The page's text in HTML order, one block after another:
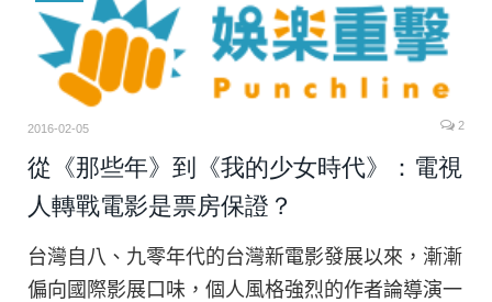
2016-02-05 2
從《那些年》到《我的少女時代》：電視
人轉戰電影是票房保證？
台灣自八、九零年代的台灣新電影發展以來，漸漸
偏向國際影展口味，個人風格強烈的作者論導演一